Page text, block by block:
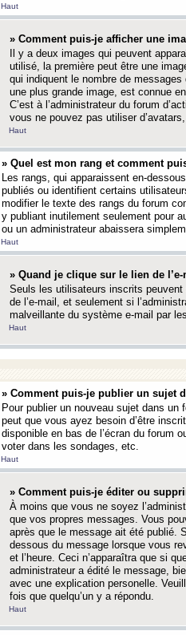
Haut
» Comment puis-je afficher une
Il y a deux images qui peuvent
utilisé, la première peut être une
qui indiquent le nombre de
une plus grande image, est connue
C’est à l’administrateur du forum
vous ne pouvez pas utiliser
Haut
» Quel est mon rang et comment
Les rangs, qui apparaissent en-
publiés ou identifient certains
modifier le texte des rangs du forum
y publiant inutilement seulement pour
ou un administrateur abaissera
Haut
» Quand je clique sur le lien de
Seuls les utilisateurs inscrits peuvent
de l’e-mail, et seulement si
malveillante du système e-mail par
Haut
» Comment puis-je publier un sujet
Pour publier un nouveau sujet dans
peut que vous ayez besoin d’être
disponible en bas de l’écran du forum
voter dans les sondages, etc.
Haut
» Comment puis-je éditer ou
À moins que vous ne soyez
que vos propres messages. Vous
après que le message ait été publié.
dessous du message lorsque vous
et l’heure. Ceci n’apparaîtra que si
administrateur a édité le message,
avec une explication personelle.
fois que quelqu’un y a répondu.
Haut